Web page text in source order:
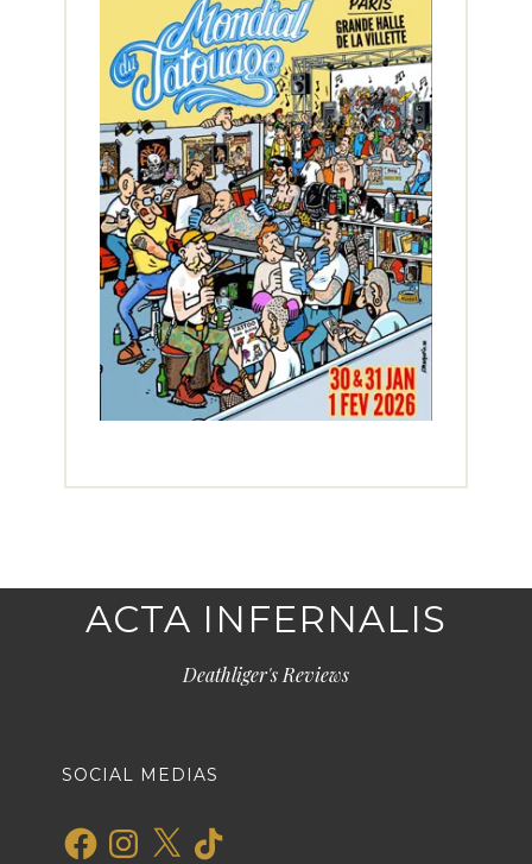
ACTA INFERNALIS
Deathliger's Reviews
SOCIAL MEDIAS
FacebookInstagram
X TikTok